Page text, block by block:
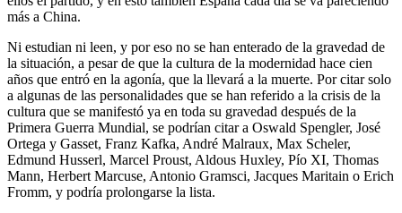
más a China.
Ni estudian ni leen, y por eso no se han enterado de la gravedad de
la situación, a pesar de que la cultura de la modernidad hace cien
años que entró en la agonía, que la llevará a la muerte. Por citar solo
a algunas de las personalidades que se han referido a la crisis de la
cultura que se manifestó ya en toda su gravedad después de la
Primera Guerra Mundial, se podrían citar a Oswald Spengler, José
Ortega y Gasset, Franz Kafka, André Malraux, Max Scheler,
Edmund Husserl, Marcel Proust, Aldous Huxley, Pío XI, Thomas
Mann, Herbert Marcuse, Antonio Gramsci, Jacques Maritain o Erich
Fromm, y podría prolongarse la lista.